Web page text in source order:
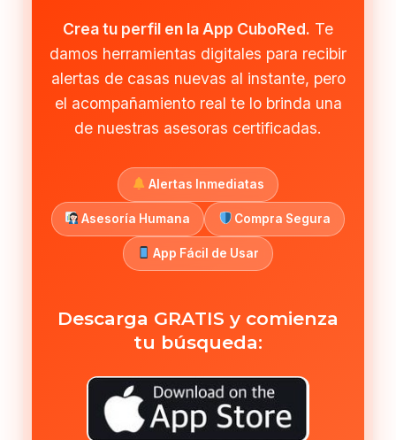
Crea tu perfil en la App CuboRed. Te
damos herramientas digitales para recibir
alertas de casas nuevas al instante, pero
el acompañamiento real te lo brinda una
de nuestras asesoras certificadas.
Alertas Inmediatas
Asesoría Humana Compra Segura
App Fácil de Usar
Descarga GRATIS y comienza
tu búsqueda: